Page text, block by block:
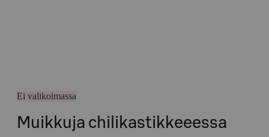
Ei valikoimassa
Muikkuja chilikastikkeeessa